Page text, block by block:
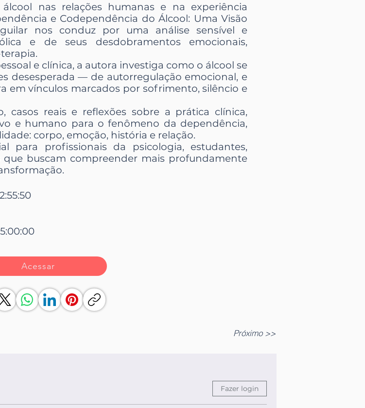
nas relações humanas e na experiência
e Codependência do Álcool: Uma Visão
nos conduz por uma análise sensível e
e de seus desdobramentos emocionais,
e clínica, a autora investiga como o álcool se
desesperada — de autorregulação emocional, e
em vínculos marcados por sofrimento, silêncio e
casos reais e reflexões sobre a prática clínica,
e humano para o fenômeno da dependência,
corpo, emoção, história e relação.
para profissionais da psicologia, estudantes,
que buscam compreender mais profundamente
Acessar
Próximo >>
Fazer login